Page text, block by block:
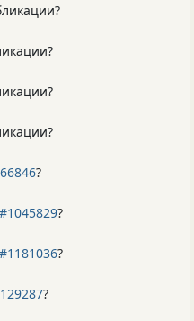
?
#1045829?
#1181036?
?